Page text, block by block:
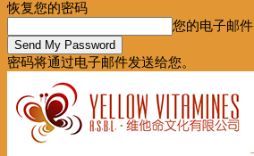
恢复您的密码
您的电子邮件
密码将通过电子邮件发送给您。